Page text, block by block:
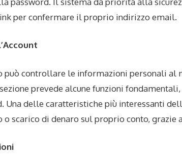
per confermare il proprio indirizzo email.
può controllare le informazioni personali al
prevede alcune funzioni
Una delle caratteristiche più interessanti
scarico di denaro sul proprio conto, grazie